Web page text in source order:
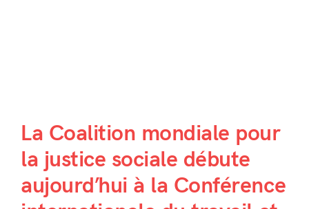
La Coalition mondiale pour
la justice sociale débute
aujourd’hui à la Conférence